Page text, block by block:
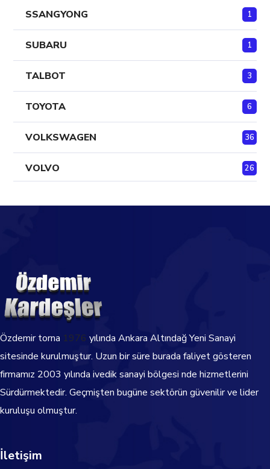
SSANGYONG 1
SUBARU 1
TALBOT 3
TOYOTA 6
VOLKSWAGEN 36
VOLVO 26
Özdemir torna 1976 yılında Ankara Altındağ Yeni Sanayi
sitesinde kurulmuştur. Uzun bir süre burada faliyet gösteren
firmamız 2003 yılında ivedik sanayi bölgesi nde hizmetlerini
Sürdürmektedir. Geçmişten bugüne sektörün güvenilir ve lider
kuruluşu olmuştur.
İletişim